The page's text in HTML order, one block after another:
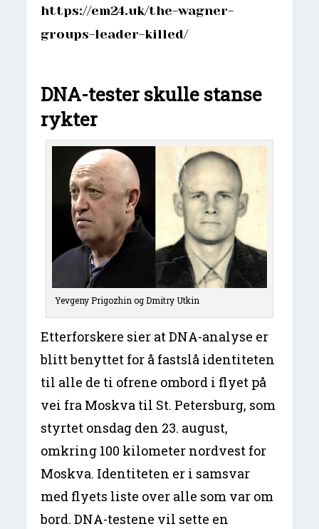
https://em24.uk/the-wagner-
groups-leader-killed/
DNA-tester skulle stanse
rykter
Yevgeny Prigozhin og Dmitry Utkin
Etterforskere sier at DNA-analyse er
blitt benyttet for å fastslå identiteten
til alle de ti ofrene ombord i flyet på
vei fra Moskva til St. Petersburg, som
styrtet onsdag den 23. august,
omkring 100 kilometer nordvest for
Moskva. Identiteten er i samsvar
med flyets liste over alle som var om
bord. DNA-testene vil sette en